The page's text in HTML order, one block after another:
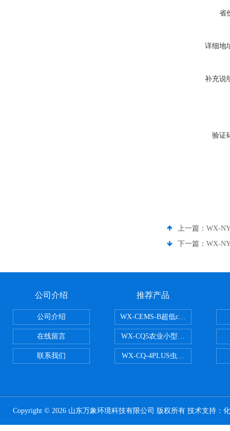
省
详细地
补充说
验证
上一篇： WX-
下一篇： WX-
公司介绍
公司介绍
在线留言
联系我们
推荐产品
WX-CEMS-B超低cems烟气监测系
WX-CQ5农业小型气象站
WX-CQ-4PLUS虫情测报灯
Copyright © 2026 山东万象环境科技有限公司 版权所有 技术支持：